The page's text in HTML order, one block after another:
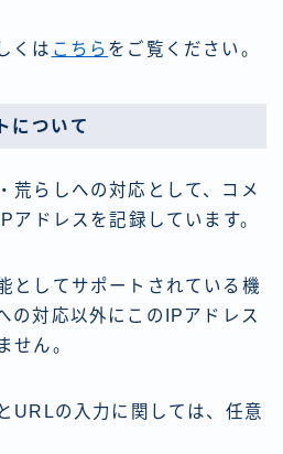
くは こちら をご覧ください。
について
荒らしへの対応として、コメ
アドレスを記録しています。
としてサポートされている機
の対応以外にこのIPアドレス
せん。
URLの入力に関しては、任意